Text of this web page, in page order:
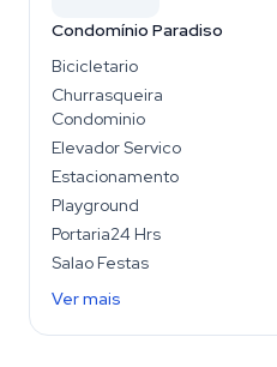
Condomínio Paradiso
Bicicletario
Churrasqueira
Condominio
Elevador Servico
Estacionamento
Playground
Portaria24 Hrs
Salao Festas
Ver mais